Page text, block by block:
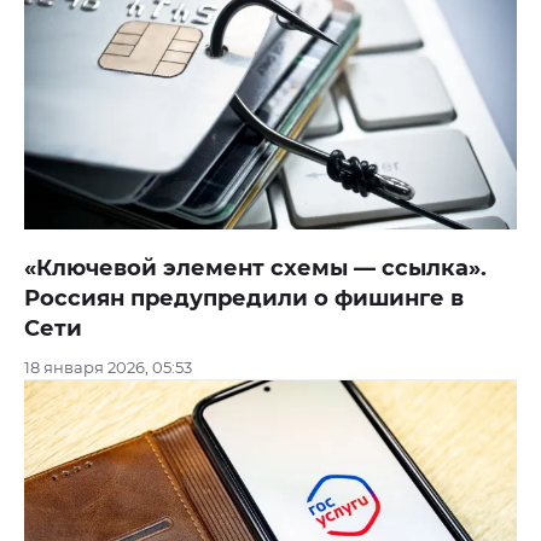
«Ключевой элемент схемы — ссылка».
Россиян предупредили о фишинге в
Сети
18 января 2026, 05:53